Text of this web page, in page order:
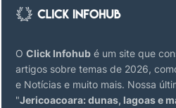
O Click Infohub é um site que
artigos sobre temas de 2026,
e Notícias e muito mais. Nossa
"Jericoacoara: dunas, lagoas e